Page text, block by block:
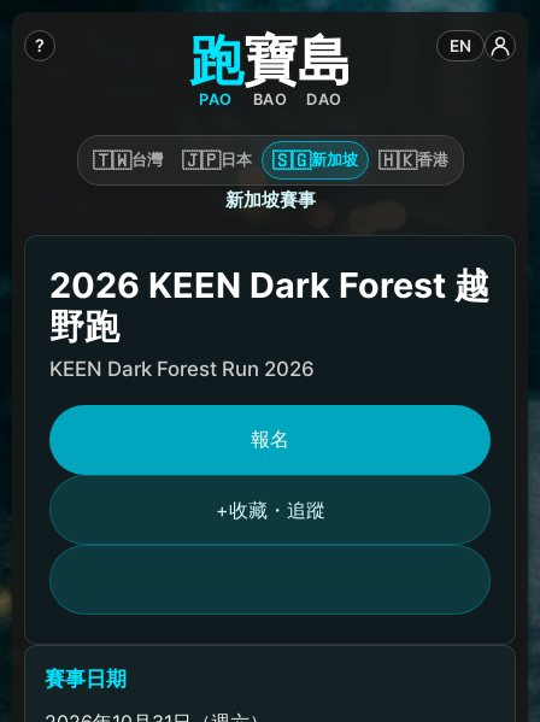
跑
PAO
寶
BAO
島
DAO
? EN
🇹🇼台灣 🇯🇵日本 🇸🇬新加坡 🇭🇰香港
新加坡賽事
2026 KEEN Dark Forest 越
野跑
KEEN Dark Forest Run 2026
報名
+收藏・追蹤
賽事日期